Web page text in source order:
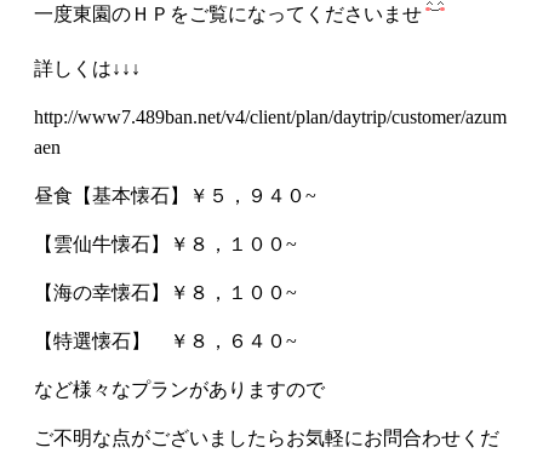
一度東園のＨＰをご覧になってくださいませ
詳しくは↓↓↓
http://www7.489ban.net/v4/client/plan/daytrip/customer/azum
aen
昼食【基本懐石】￥５，９４０~
【雲仙牛懐石】￥８，１００~
【海の幸懐石】￥８，１００~
【特選懐石】 ￥８，６４０~
など様々なプランがありますので
ご不明な点がございましたらお気軽にお問合わせくだ